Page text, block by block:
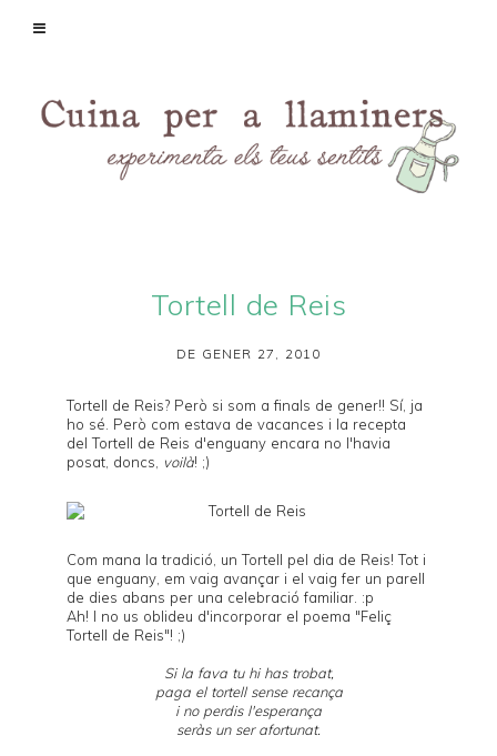
Tortell de Reis
DE GENER 27, 2010
Tortell de Reis? Però si som a finals de gener!! Sí, ja
ho sé. Però com estava de vacances i la recepta
del Tortell de Reis d'enguany encara no l'havia
posat, doncs,
voilà! ;)
Com mana la tradició, un Tortell pel dia de Reis! Tot i
que enguany, em vaig avançar i el vaig fer un parell
de dies abans per una celebració familiar. :p
Ah! I no us oblideu d'incorporar el poema "Feliç
Tortell de Reis"! ;)
Si la fava tu hi has trobat,
paga el tortell sense recança
i no perdis l'esperança
seràs un ser afortunat.